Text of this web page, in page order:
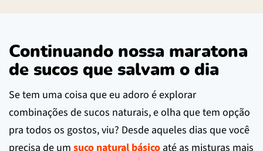
Continuando nossa maratona
de sucos que salvam o dia
Se tem uma coisa que eu adoro é explorar
combinações de sucos naturais, e olha que tem opção
pra todos os gostos, viu? Desde aqueles dias que você
precisa de um suco natural básico até as misturas mais